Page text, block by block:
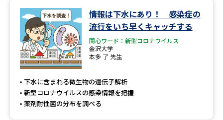
お支払いサイト
特定商取引表記
テレメール進学カタログ
訂正のご案内
情報は下水にあり！ 感染症の
流行をいち早くキャッチする
関心ワード：新型コロナウイルス
金沢大学
本多 了 先生
下水に含まれる微生物の遺伝子解析
新型コロナウイルスの感染情報を把握
薬剤耐性菌の分布を調べる